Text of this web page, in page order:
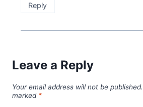
Reply
Leave a Reply
Your email address will not be published.
marked *